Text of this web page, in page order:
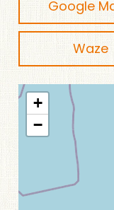
Google
Waze
+
−